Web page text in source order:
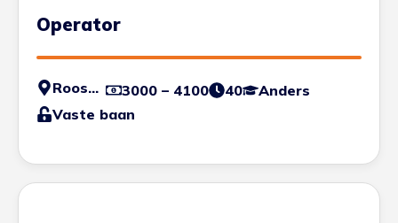
Operator
Roosendaal 3000 – 4100 40
Anders
Vaste baan